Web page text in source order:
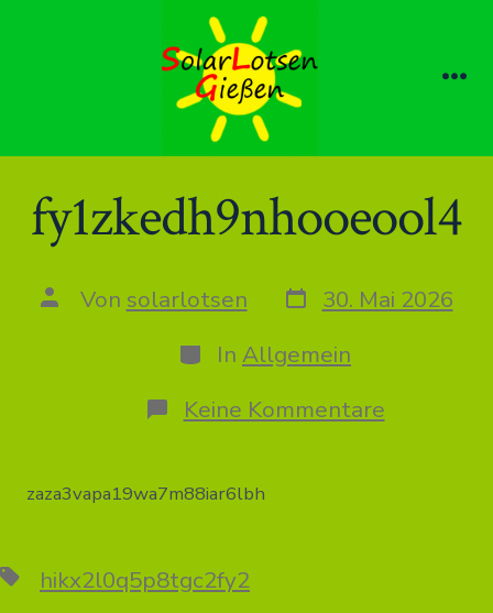
fy1zkedh9nhooeool4
AutorVon solarlotsen Datum
des
Beitrags
30. Mai 2026
Kategorien
In Allgemein
Keine Kommentarezu
zaza3vapa19wa7m88iar6lbh
Schlagwörter
hikx2l0q5p8tgc2fy2